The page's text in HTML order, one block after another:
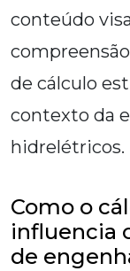
conteúdo
de cálculo
contexto da
hidrelétricos.
Como o
influencia
de